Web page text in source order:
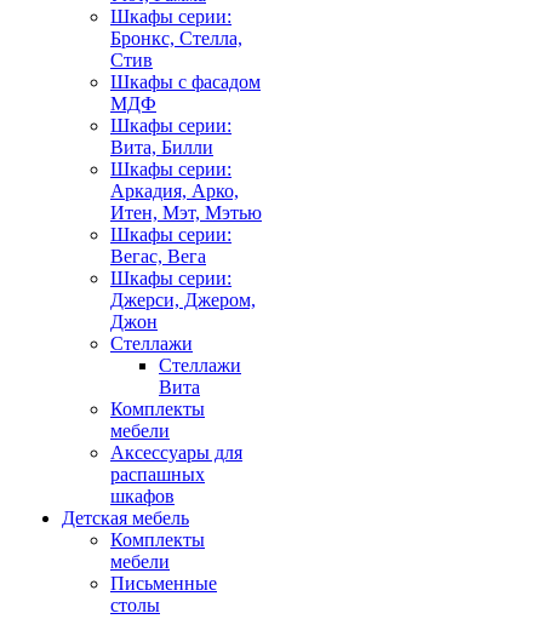
Шкафы серии:
Бронкс, Стелла,
Стив
Шкафы с фасадом
МДФ
Шкафы серии:
Вита, Билли
Шкафы серии:
Аркадия, Арко,
Итен, Мэт, Мэтью
Шкафы серии:
Вегас, Вега
Шкафы серии:
Джерси, Джером,
Джон
Стеллажи
Стеллажи
Вита
Комплекты
мебели
Аксессуары для
распашных
шкафов
Детская мебель
Комплекты
мебели
Письменные
столы